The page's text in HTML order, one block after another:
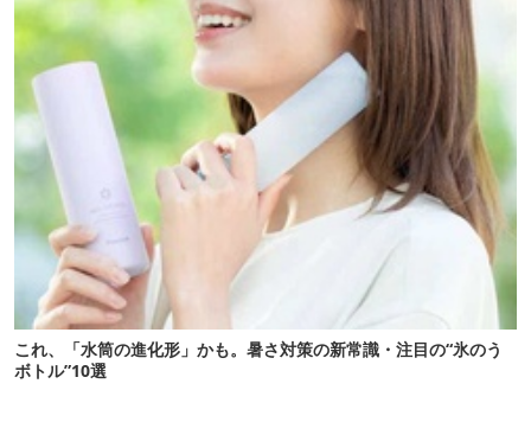
これ、「水筒の進化形」かも。暑さ対策の新常識・注目の“氷のう
ボトル”10選